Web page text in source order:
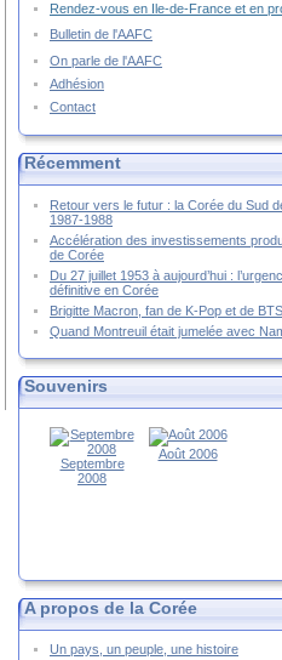
Rendez-vous en Ile-de-France et en
Bulletin de l'AAFC
On parle de l'AAFC
Adhésion
Contact
Récemment
Retour vers le futur : la Corée du Sud
1987-1988
Accélération des investissements
de Corée
Du 27 juillet 1953 à aujourd’hui :
définitive en Corée
Brigitte Macron, fan de K-Pop et de BTS
Quand Montreuil était jumelée avec
Souvenirs
Septembre
2008
Août 2006
A propos de la Corée
Un pays, un peuple, une histoire